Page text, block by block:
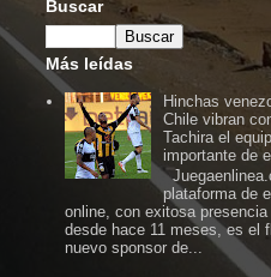
Buscar
Más leídas
Hinchas
Chile vibran
Tachira el
importante de
plataforma de
online, con exitosa presencia
desde hace 11 meses, es el
nuevo sponsor de...